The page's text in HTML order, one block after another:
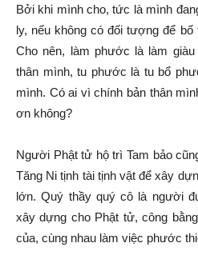
Bởi khi mình cho, tức là mình
ly, nếu không có đối tượng để
Cho nên, làm phước là làm
thân mình, tu phước là tu bổ
mình. Có ai vì chính bản thân
ơn không?
Người Phật tử hộ trì Tam bảo
Tăng Ni tịnh tài tịnh vật để xây
lớn. Quý thầy quý cô là người
xây dựng cho Phật tử, công
của, cùng nhau làm việc phước